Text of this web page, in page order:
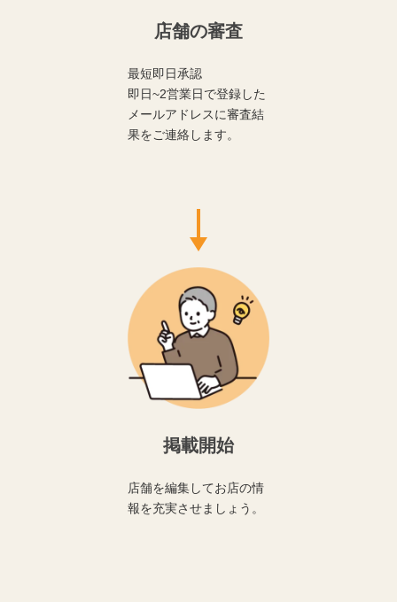
店舗の審査
最短即日承認
即日~2営業日で登録した
メールアドレスに審査結
果をご連絡します。
掲載開始
店舗を編集してお店の情
報を充実させましょう。